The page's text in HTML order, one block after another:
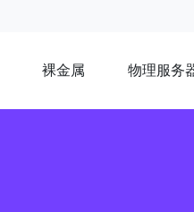
裸金属 物理服务